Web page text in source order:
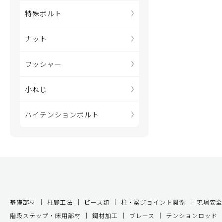
特殊ボルト
ナット
ワッシャー
小ねじ
ハイテンションボルト
基礎部材 柱脚工法 ピース類 柱・梁ジョイント関係
現場安
階段ステップ・床用部材
鋼材加工 ブレース テンションロッド